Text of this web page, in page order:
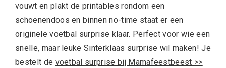
vouwt en plakt de printables rondom een
schoenendoos en binnen no-time staat er een
originele voetbal surprise klaar. Perfect voor wie een
snelle, maar leuke Sinterklaas surprise wil maken! Je
bestelt de voetbal surprise bij Mamafeestbeest >>